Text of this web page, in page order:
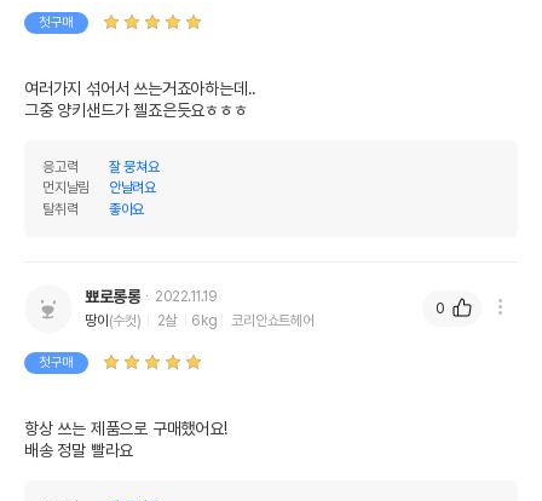
첫구매
여러가지 섞어서 쓰는거죠아하는데..
그중 양키샌드가 젤죠은듯요ㅎㅎㅎ
응고력
잘 뭉쳐요
먼지날림
안날려요
탈취력
좋아요
뾰로롱롱
2022.11.19
땅이(수컷) 2살 6kg 코리안쇼트헤어
첫구매
항상 쓰는 제품으로 구매했어요!
배송 정말 빨라요
0